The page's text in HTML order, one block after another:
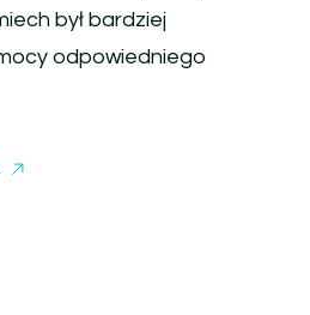
był bardziej
odpowiedniego